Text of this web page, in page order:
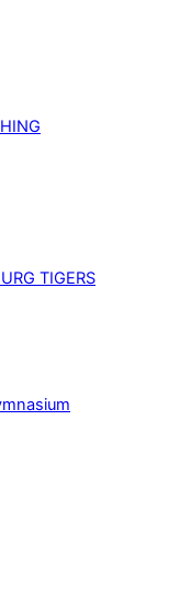
TIGERS